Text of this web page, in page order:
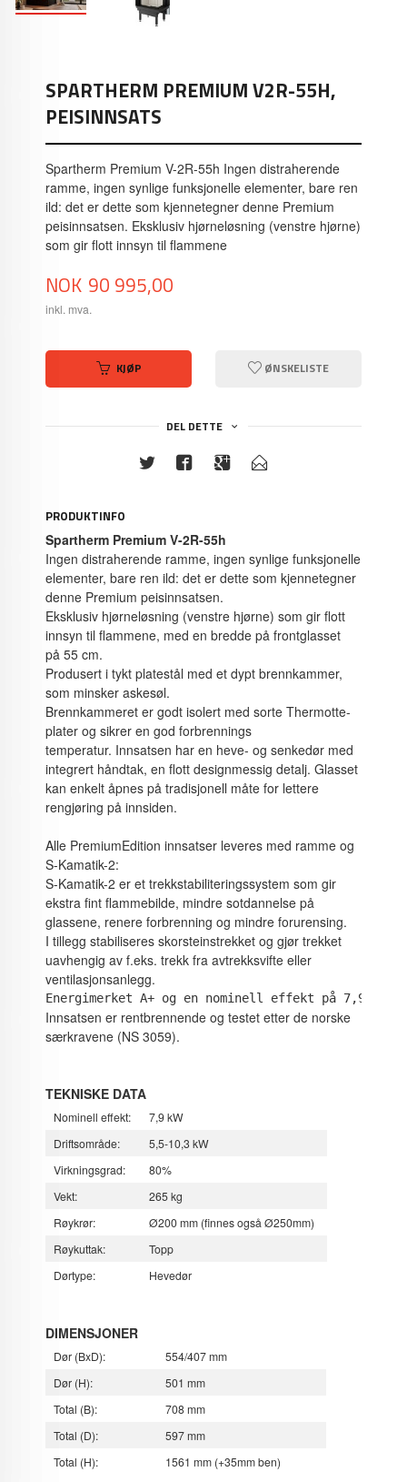
SPARTHERM PREMIUM V2R-55H,
PEISINNSATS
Spartherm Premium V-2R-55h Ingen distraherende
ramme, ingen synlige funksjonelle elementer, bare ren
ild: det er dette som kjennetegner denne Premium
peisinnsatsen. Eksklusiv hjørneløsning (venstre hjørne)
som gir flott innsyn til flammene
Pris
NOK 90 995,00
inkl. mva.
KJØP ØNSKELISTE
DEL DETTE
PRODUKTINFO
Spartherm Premium V-2R-55h
Ingen distraherende ramme, ingen synlige funksjonelle
elementer, bare ren ild: det er dette som kjennetegner
denne Premium peisinnsatsen.
Eksklusiv hjørneløsning (venstre hjørne) som gir flott
innsyn til flammene, med en bredde på frontglasset
på 55 cm.
Produsert i tykt platestål med et dypt brennkammer,
som minsker askesøl.
Brennkammeret er godt isolert med sorte Thermotte-
plater og sikrer en god forbrennings
temperatur. Innsatsen har en heve- og senkedør med
integrert håndtak, en flott designmessig detalj. Glasset
kan enkelt åpnes på tradisjonell måte for lettere
rengjøring på innsiden.
Alle PremiumEdition innsatser leveres med ramme og
S-Kamatik-2:
S-Kamatik-2 er et trekkstabiliteringssystem som gir
ekstra fint flammebilde, mindre sotdannelse på
glassene, renere forbrenning og mindre forurensing.
I tillegg stabiliseres skorsteinstrekket og gjør trekket
uavhengig av f.eks. trekk fra avtrekksvifte eller
ventilasjonsanlegg.
Energimerket A+ og en nominell effekt på 7,9 kW.
Innsatsen er rentbrennende og testet etter de norske
særkravene (NS 3059).
TEKNISKE DATA
Nominell effekt:
7,9 kW
Driftsområde:
5,5-10,3 kW
Virkningsgrad:
80%
Vekt:
265 kg
Røykrør:
Ø200 mm (finnes også Ø250mm)
Røykuttak:
Topp
Dørtype:
Hevedør
DIMENSJONER
Dør (BxD):
554/407 mm
Dør (H):
501 mm
Total (B):
708 mm
Total (D):
597 mm
Total (H):
1561 mm (+35mm ben)